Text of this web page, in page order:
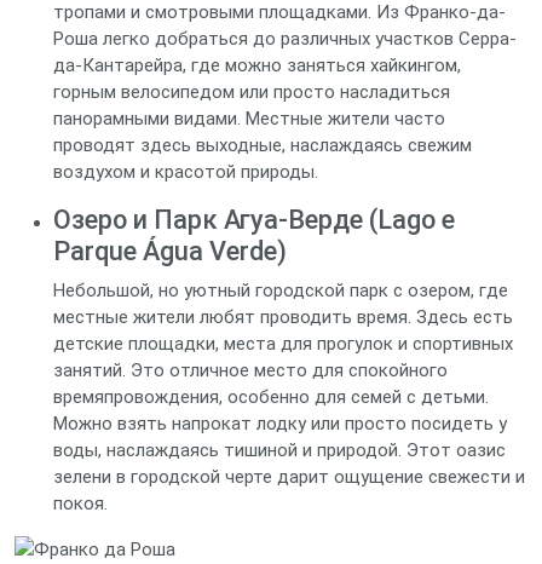
тропами и смотровыми площадками. Из Франко-да-
Роша легко добраться до различных участков Серра-
да-Кантарейра, где можно заняться хайкингом,
горным велосипедом или просто насладиться
панорамными видами. Местные жители часто
проводят здесь выходные, наслаждаясь свежим
воздухом и красотой природы.
Озеро и Парк Агуа-Верде (Lago e
Parque Água Verde)
Небольшой, но уютный городской парк с озером, где
местные жители любят проводить время. Здесь есть
детские площадки, места для прогулок и спортивных
занятий. Это отличное место для спокойного
времяпровождения, особенно для семей с детьми.
Можно взять напрокат лодку или просто посидеть у
воды, наслаждаясь тишиной и природой. Этот оазис
зелени в городской черте дарит ощущение свежести и
покоя.